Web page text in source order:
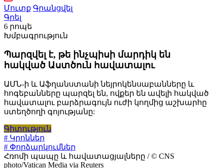
Մուտք Գրանցվել
Գրել
6 րոպե
Խմբագրություն
Պարզվել է, թե ինչպիսի մարդիկ են
հակված Աստծուն հավատալու
ԱՄՆ-ի և Աֆղանստանի նեյրոկենսաբանները և
հոգեբանները պարզել են, ովքեր են ավելի հակված
հավատալու բարձրագույն ուժի կողմից աշխարհը
ստեղծողի գոյությանը:
Գիտություն
# Կրոններ
# Փորձարկումներ
Հռոմի պապը և հավատացյալները / © CNS
photo/Vatican Media via Reuters